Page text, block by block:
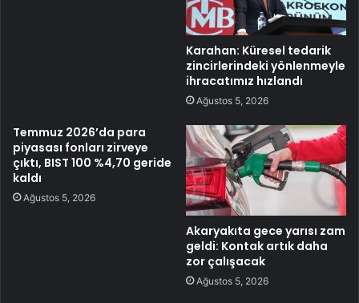
Karahan: Küresel tedarik
zincirlerindeki yönlenmeyle
ihracatımız hızlandı
Ağustos 5, 2026
Temmuz 2026’da para
piyasası fonları zirveye
çıktı, BIST 100 %4,70 geride
kaldı
Ağustos 5, 2026
Akaryakıta gece yarısı zam
geldi: Kontak artık daha
zor çalışacak
Ağustos 5, 2026